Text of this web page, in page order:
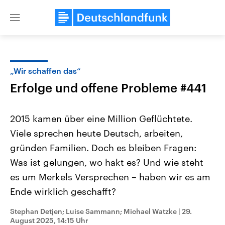
Close
Landtagswahl Sachsen-Anhalt
Alle Informationen
Sachsen-Anhalt wählt am 6.
September 2026 einen neuen
Landtag. Seit 2021 wird das
Bundesland von einer Koalition aus
USA
gehören die Vereinigten
den mächtigsten Ländern
„Wir schaffen das“
Erfolge und offene Probleme #441
2015 kamen über eine Million Geflüchtete.
Viele sprechen heute Deutsch, arbeiten,
gründen Familien. Doch es bleiben Fragen:
Was ist gelungen, wo hakt es? Und wie steht
es um Merkels Versprechen – haben wir es am
Ende wirklich geschafft?
Stephan Detjen; Luise Sammann; Michael Watzke | 29.
August 2025, 14:15 Uhr